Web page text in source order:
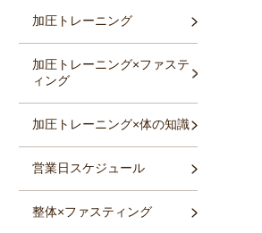
加圧トレーニング
加圧トレーニング×ファステ
ィング
加圧トレーニング×体の知識
営業日スケジュール
整体×ファスティング